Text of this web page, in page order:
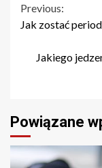
Continue
Previous:
Jak zostać
Jakiego
Powiązane